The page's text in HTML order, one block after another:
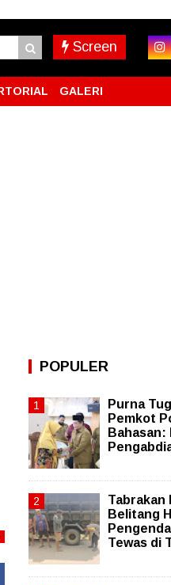
Screen
GALERI
POPULER
Purna
Pemkot
Bahasan:
Tabrakan
Belitang
Tewas di